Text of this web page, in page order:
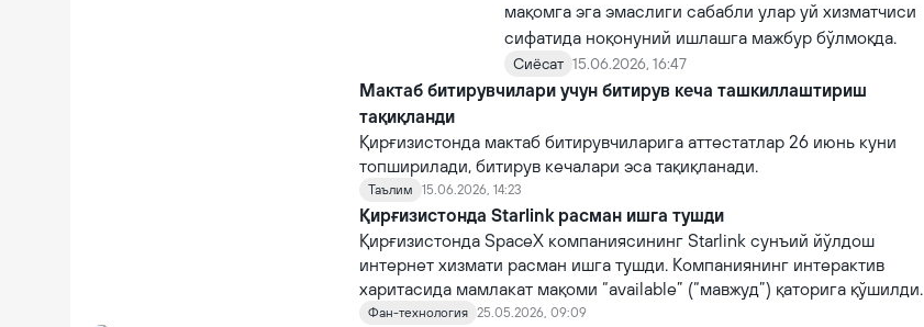
мақомга эга эмаслиги сабабли улар уй хизматчиси
сифатида ноқонуний ишлашга мажбур бўлмоқда.
Сиёсат 15.06.2026, 16:47
Мактаб битирувчилари учун битирув кеча ташкиллаштириш
тақиқланди
Қирғизистонда мактаб битирувчиларига аттестатлар 26 июнь куни
топширилади, битирув кечалари эса тақиқланади.
Таълим 15.06.2026, 14:23
Қирғизистонда Starlink расман ишга тушди
Қирғизистонда SpaceX компаниясининг Starlink сунъий йўлдош
интернет хизмати расман ишга тушди. Компаниянинг интерактив
харитасида мамлакат мақоми “available” (“мавжуд”) қаторига қўшилди.
Фан-технология 25.05.2026, 09:09